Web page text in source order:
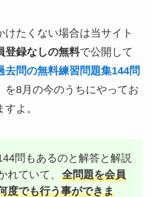
けたくない場合は当サイト
登録なしの無料で公開して
去問の無料練習問題集144問
を8月の今のうちにやってお
よ。
問もあるのと解答と解説
れていて、全問題を会員
度でも行う事ができま